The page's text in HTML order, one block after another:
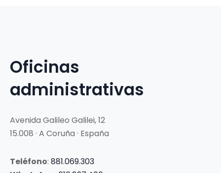
Oficinas
administrativas
Avenida Galileo Galilei, 12
15.008 · A Coruña · España
Teléfono: 881.069.303